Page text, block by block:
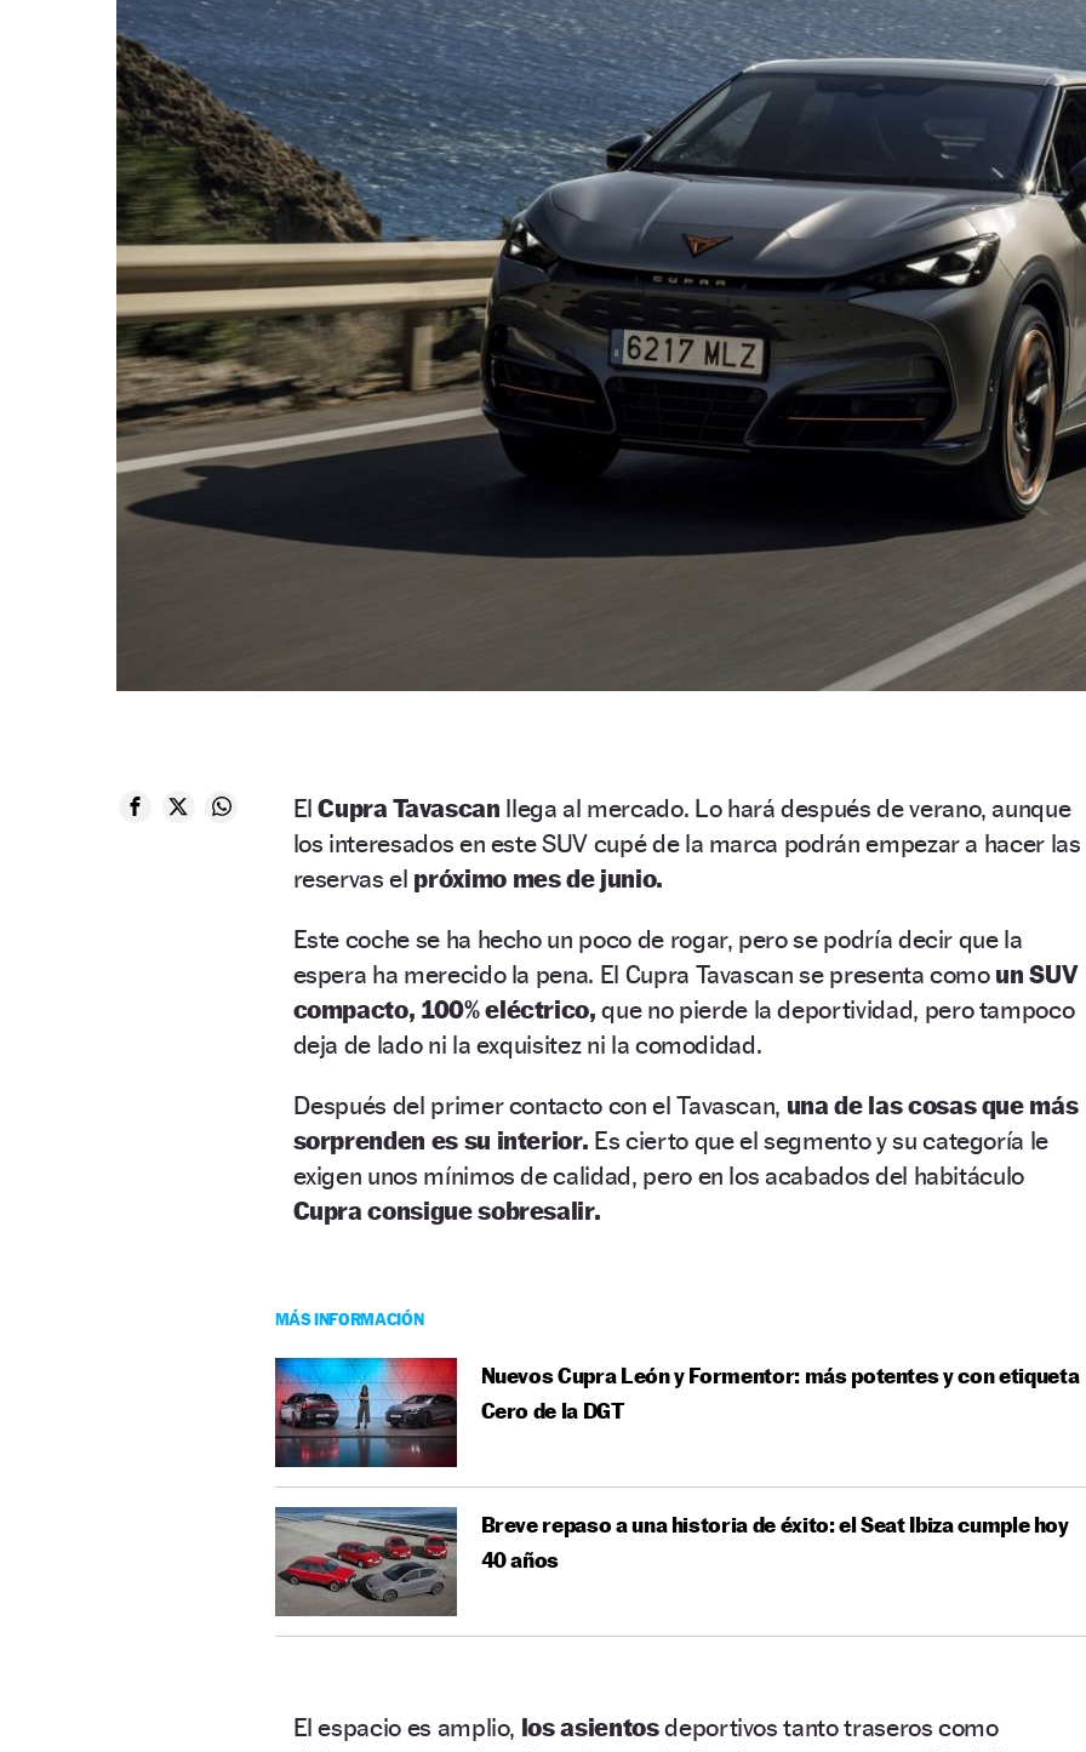
ElCupra Tavascan llega al mercado. Lo hará después de verano, aunque
los interesados en este SUV cupé de la marca podrán empezar a hacer las
reservas el próximo mes de junio.
Este coche se ha hecho un poco de rogar, pero se podría decir que la
espera ha merecido la pena. El Cupra Tavascan se presenta como un SUV
compacto, 100% eléctrico,que no pierde la deportividad, pero tampoco
deja de lado ni la exquisitez ni la comodidad.
Después del primer contacto con el Tavascan, una de las cosas que más
sorprenden es su interior. Es cierto que el segmento y su categoría le
exigen unos mínimos de calidad, pero en los acabados del habitáculo
Cupra consigue sobresalir.
MÁS INFORMACIÓN
Nuevos Cupra León y Formentor: más potentes y con etiqueta
Cero de la DGT
Breve repaso a una historia de éxito: el Seat Ibiza cumple hoy
40 años
El espacio es amplio, los asientosdeportivos tanto traseros como